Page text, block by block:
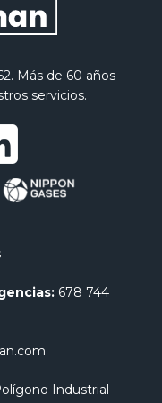
Más de 60 años
servicios.
678 744
Industrial